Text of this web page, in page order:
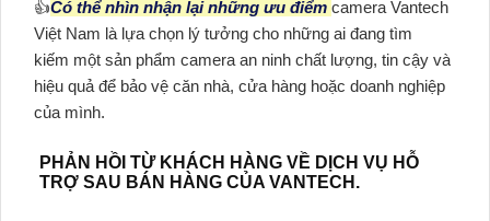
👍Có thể nhìn nhận lại những ưu điểm camera Vantech
Việt Nam là lựa chọn lý tưởng cho những ai đang tìm
kiếm một sản phẩm camera an ninh chất lượng, tin cậy và
hiệu quả để bảo vệ căn nhà, cửa hàng hoặc doanh nghiệp
của mình.
PHẢN HỒI TỪ KHÁCH HÀNG VỀ DỊCH VỤ HỖ
TRỢ SAU BÁN HÀNG CỦA VANTECH.